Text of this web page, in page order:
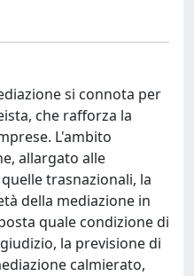
si connota per
che rafforza la
L'ambito
allargato alle
trasnazionali, la
della mediazione in
quale condizione di
la previsione di
calmierato,